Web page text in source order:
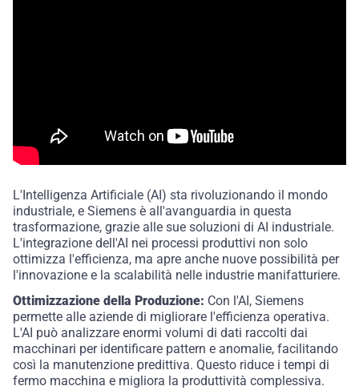
L'Intelligenza Artificiale (AI) sta rivoluzionando il mondo
industriale, e Siemens è all'avanguardia in questa
trasformazione, grazie alle sue soluzioni di AI industriale.
L'integrazione dell'AI nei processi produttivi non solo
ottimizza l'efficienza, ma apre anche nuove possibilità per
l'innovazione e la scalabilità nelle industrie manifatturiere.
Ottimizzazione della Produzione: Con l'AI, Siemens
permette alle aziende di migliorare l'efficienza operativa.
L'AI può analizzare enormi volumi di dati raccolti dai
macchinari per identificare pattern e anomalie, facilitando
così la manutenzione predittiva. Questo riduce i tempi di
fermo macchina e migliora la produttività complessiva.